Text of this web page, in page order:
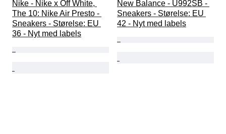
Nike - Nike x Off White,
The 10: Nike Air Presto -
Sneakers - Størelse: EU
36 - Nyt med labels
New Balance - U992SB -
Sneakers - Størelse: EU
42 - Nyt med labels